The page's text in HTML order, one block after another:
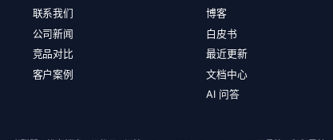
联系我们
公司新闻
竞品对比
客户案例
博客
白皮书
最近更新
文档中心
AI 问答